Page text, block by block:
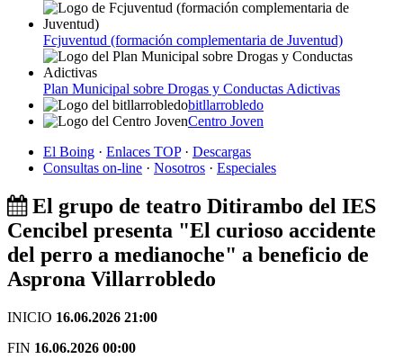
Fcjuventud (formación complementaria de Juventud)
Plan Municipal sobre Drogas y Conductas Adictivas
bitllarrobledo
Centro Joven
El Boing · Enlaces TOP· Descargas
Consultas on-line · Nosotros · Especiales
El grupo de teatro Ditirambo del IES
Cencibel presenta "El curioso accidente
del perro a medianoche" a beneficio de
Asprona Villarrobledo
INICIO 16.06.2026 21:00
FIN 16.06.2026 00:00